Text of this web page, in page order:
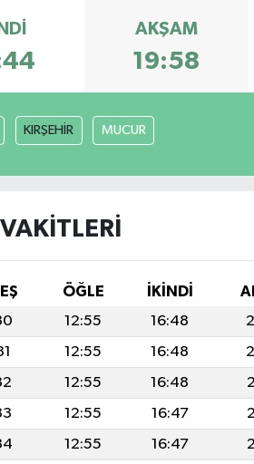
AKŞAM
19:58
KIRŞEHİR MUCUR
ÖĞLE İKINDI
12:55 16:48
12:55 16:48
12:55 16:48
12:55 16:47
12:55 16:47